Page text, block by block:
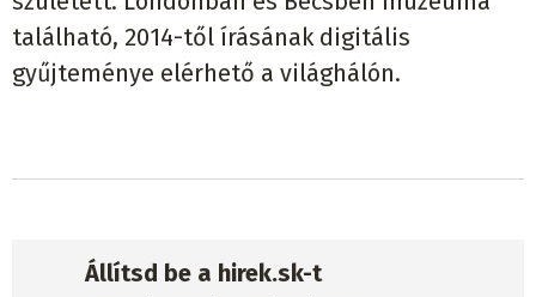
található, 2014-től írásának digitális
gyűjteménye elérhető a világhálón.
Állítsd be a hirek.sk-t